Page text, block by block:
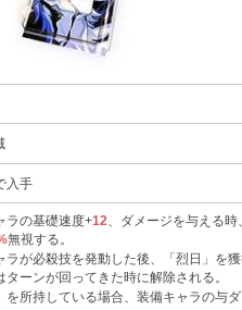
入手
ラの基礎速度+12 、ダメージを与える
無視する。
ラが必殺技を発動した後、「烈日」を獲
ターンが回ってきた時に解除される。
を所持している場合、装備キャラの与